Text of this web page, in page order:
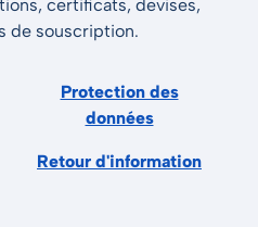
certificats, devises,
de souscription.
Protection des
données
Retour d'information